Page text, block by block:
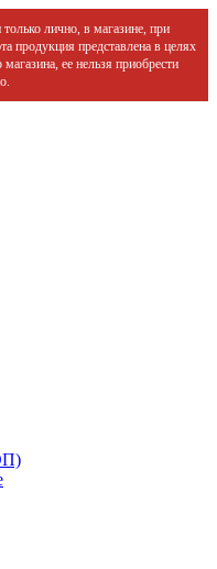
лично, в магазине, при
продукция представлена в целях
ее нельзя приобрести